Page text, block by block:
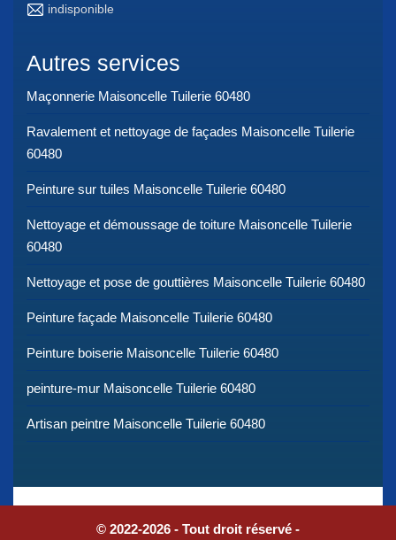
indisponible
Autres services
Maçonnerie Maisoncelle Tuilerie 60480
Ravalement et nettoyage de façades Maisoncelle Tuilerie
60480
Peinture sur tuiles Maisoncelle Tuilerie 60480
Nettoyage et démoussage de toiture Maisoncelle Tuilerie
60480
Nettoyage et pose de gouttières Maisoncelle Tuilerie 60480
Peinture façade Maisoncelle Tuilerie 60480
Peinture boiserie Maisoncelle Tuilerie 60480
peinture-mur Maisoncelle Tuilerie 60480
Artisan peintre Maisoncelle Tuilerie 60480
© 2022-2026 - Tout droit réservé -